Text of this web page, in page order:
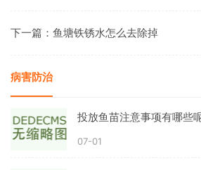
下一篇： 鱼塘铁锈水怎么去除掉
病害防治
投放鱼苗注意事项有哪些
07-01